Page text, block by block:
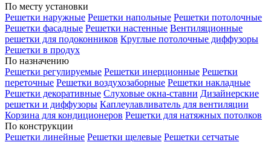
По месту установки
Решетки наружные Решетки напольные Решетки потолочные
Решетки фасадные Решетки настенные Вентиляционные
решетки для подоконников Круглые потолочные диффузоры
Решетки в продух
По назначению
Решетки регулируемые Решетки инерционные Решетки
переточные Решетки воздухозаборные Решетки накладные
Решетки декоративные Слуховые окна-ставни Дизайнерские
решетки и диффузоры Каплеулавливатель для вентиляции
Корзина для кондиционеров Решетки для натяжных потолков
По конструкции
Решетки линейные Решетки щелевые Решетки сетчатые